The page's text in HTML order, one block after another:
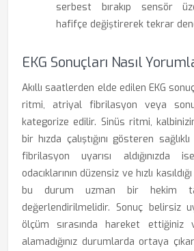
serbest bırakıp sensör
hafifçe değiştirerek tekrar
EKG Sonuçları Nasıl
Akıllı saatlerden elde edilen EKG
ritmi, atriyal fibrilasyon veya
kategorize edilir. Sinüs ritmi,
bir hızda çalıştığını gösteren
fibrilasyon uyarısı
odacıklarının düzensiz ve hızlı
bu durum uzman bir hekim
değerlendirilmelidir. Sonuç belirsiz
ölçüm sırasında hareket
alamadığınız durumlarda ortaya